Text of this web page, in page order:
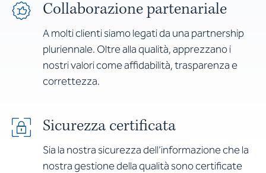
Collaborazione partenariale
A molti clienti siamo legati da una partnership
pluriennale. Oltre alla qualità, apprezzano i
nostri valori come affidabilità, trasparenza e
correttezza.
Sicurezza certificata
Sia la nostra sicurezza dell’informazione che la
nostra gestione della qualità sono certificate